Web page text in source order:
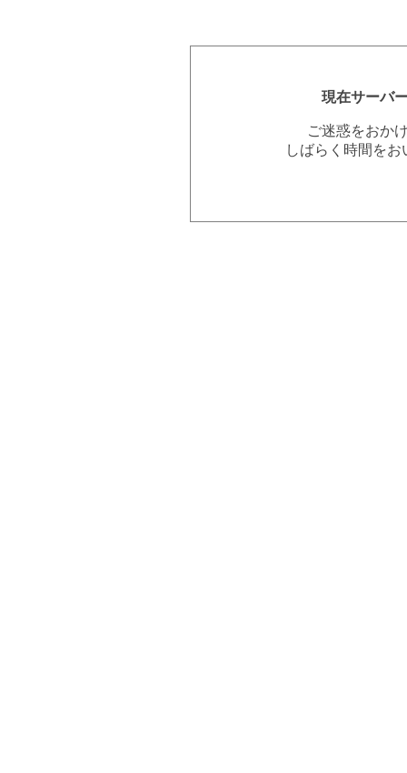
現在サーバ
ご迷惑をおか
しばらく時間を